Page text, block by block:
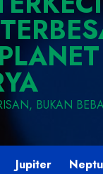
BUKAN
Jupiter